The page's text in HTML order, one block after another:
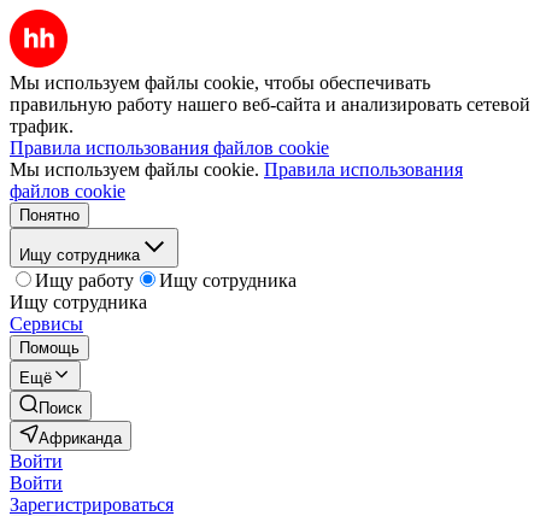
Мы используем файлы cookie, чтобы обеспечивать
правильную работу нашего веб-сайта и анализировать сетевой
трафик.
Правила использования файлов cookie
Мы используем файлы cookie. Правила использования
файлов cookie
Понятно
Ищу сотрудника
Ищу работу
Ищу сотрудника
Ищу сотрудника
Сервисы
Помощь
Ещё
Поиск
Африканда
Войти
Войти
Зарегистрироваться